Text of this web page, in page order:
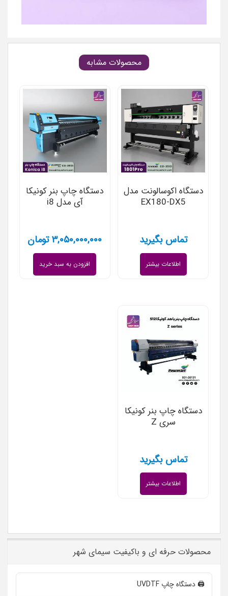
محصولات مشابه
دستگاه اکوسالونت مدل
EX180-DX5
تماس بگیرید
اطلاعات بیشتر
دستگاه چاپ بنر کونیکا
آی مدل i8
۳,۰۵۰,۰۰۰,۰۰۰ تومان
افزودن به سبد خرید
دستگاه چاپ بنر کونیکا
سری Z
تماس بگیرید
اطلاعات بیشتر
محصولات حرفه ای و باکیفیت سیمای شهر
🖨️ دستگاه چاپ UVDTF